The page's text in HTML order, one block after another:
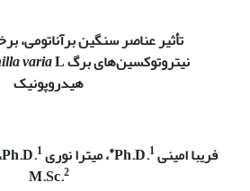
تأثیر عناصر سنگین برآناتومی،
نیترو‌توکسین‌های برگ variaL.
هیدروپونیک
فریبا امینی Ph.D.1* ، میترا نوری Ph.D.1
M.Sc.2